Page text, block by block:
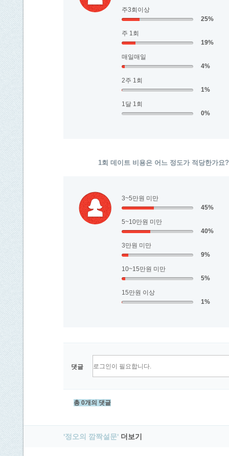
주3회이상
25%
주 1회
19%
매일매일
4%
2주 1회
1%
1달 1회
0%
1회 데이트 비용은 어느 정도가 적당한가요
3~5만원 미만
45%
5~10만원 미만
40%
3만원 미만
9%
10~15만원 미만
5%
15만원 이상
1%
댓글
총 0개의 댓글
'정오의 깜짝설문' 더보기